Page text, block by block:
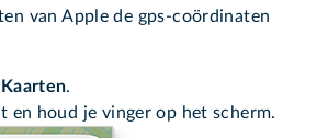
van Apple de gps-coördinaten
Kaarten.
en houd je vinger op het scherm.